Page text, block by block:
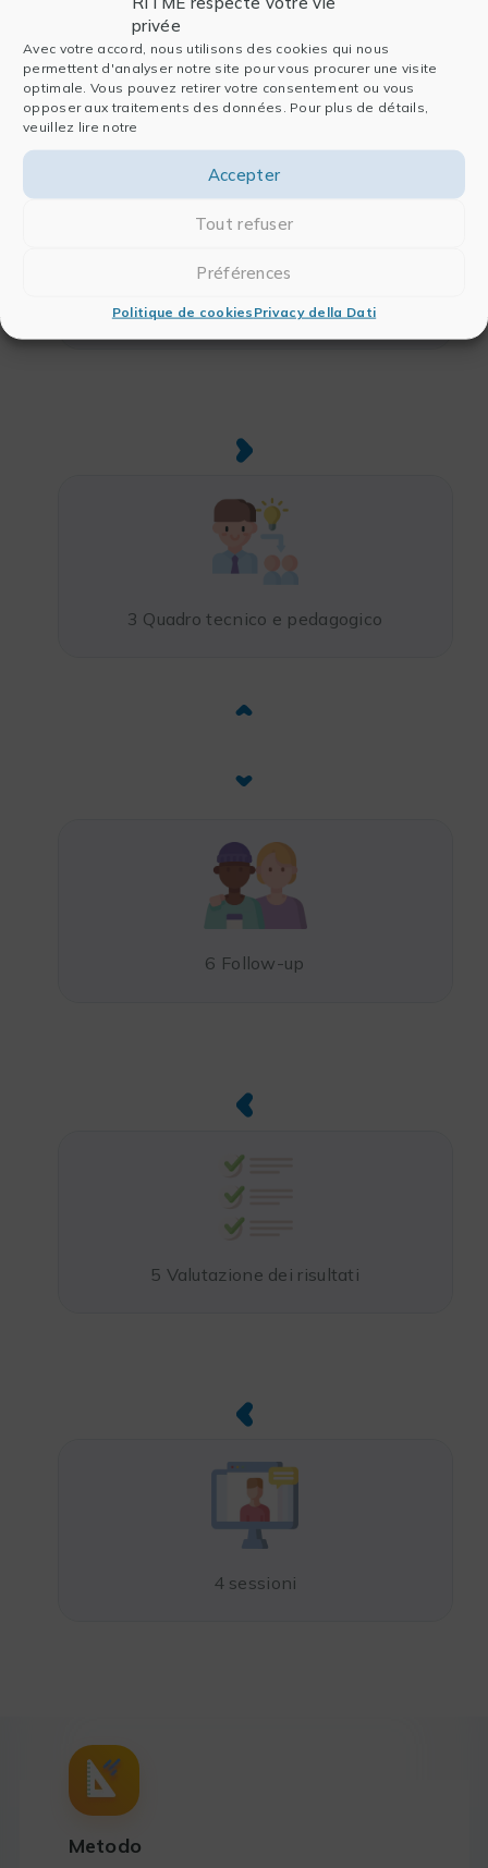
privée
Avec votre accord, nous utilisons des cookies qui nous
permettent d'analyser notre site pour vous procurer une visite
optimale. Vous pouvez retirer votre consentement ou vous
opposer aux traitements des données. Pour plus de détails,
veuillez lire notre
Accepter
Tout refuser
Préférences
Politique de cookies Privacy della Dati
2 Audit
3 Quadro tecnico e pedagogico
6 Follow-up
5 Valutazione dei risultati
4 sessioni
Metodo